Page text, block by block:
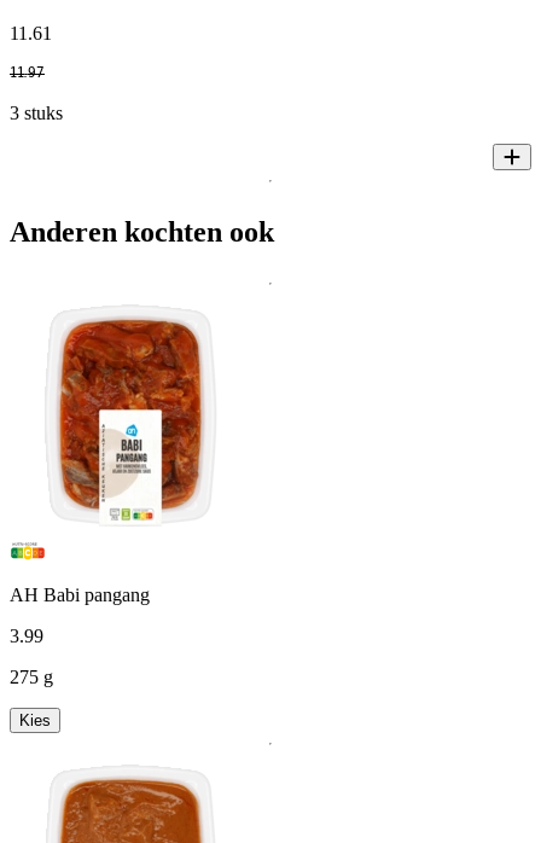
11 .61
11.97
3 stuks
Anderen kochten ook
AH Babi pangang
3.99
275 g
Kies